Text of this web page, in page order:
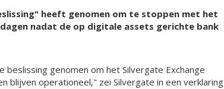
heeft genomen om te stoppen met het
nadat de op digitale assets gerichte bank
genomen om het Silvergate Exchange
blijven operationeel," zei Silvergate in een verklaring